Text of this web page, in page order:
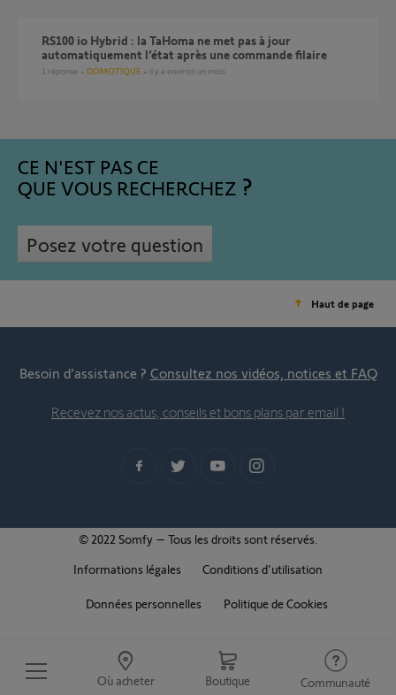
Où acheter Boutique Communauté
RS100 io Hybrid : la TaHoma ne met pas à jour
automatiquement l’état après une commande filaire
1 réponse DOMOTIQUE il y a environ un mois
CE N'EST PAS CE
QUE VOUS RECHERCHEZ
Posez votre question
Haut de page
Besoin d’assistance ? Consultez nos vidéos, notices et FAQ
Recevez nos actus, conseils et bons plans par email !
© 2022 Somfy – Tous les droits sont réservés.
Informations légales
Conditions d'utilisation
Données personnelles Politique de Cookies